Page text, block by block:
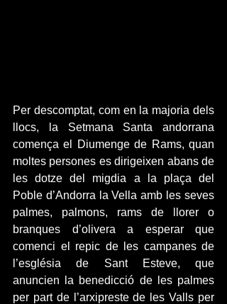
Per descomptat, com en la majoria dels
llocs, la Setmana Santa andorrana
comença el Diumenge de Rams, quan
moltes persones es dirigeixen abans de
les dotze del migdia a la plaça del
Poble d’Andorra la Vella amb les seves
palmes, palmons, rams de llorer o
branques d’olivera a esperar que
comenci el repic de les campanes de
l’església de Sant Esteve, que
anuncien la benedicció de les palmes
per part de l’arxipreste de les Valls per